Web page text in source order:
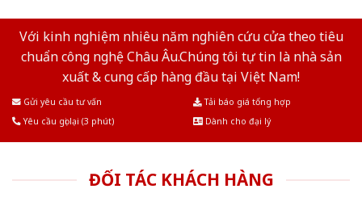
Với kinh nghiệm nhiêu năm nghiên cứu cửa theo tiêu
chuẩn công nghệ Châu Âu.Chúng tôi tự tin là nhà sản
xuất & cung cấp hàng đầu tại Việt Nam!
Gửi yêu cầu tư vấn
Tải báo giá tổng hợp
Yêu cầu gọi lại (3 phút)
Dành cho đại lý
ĐỐI TÁC KHÁCH HÀNG